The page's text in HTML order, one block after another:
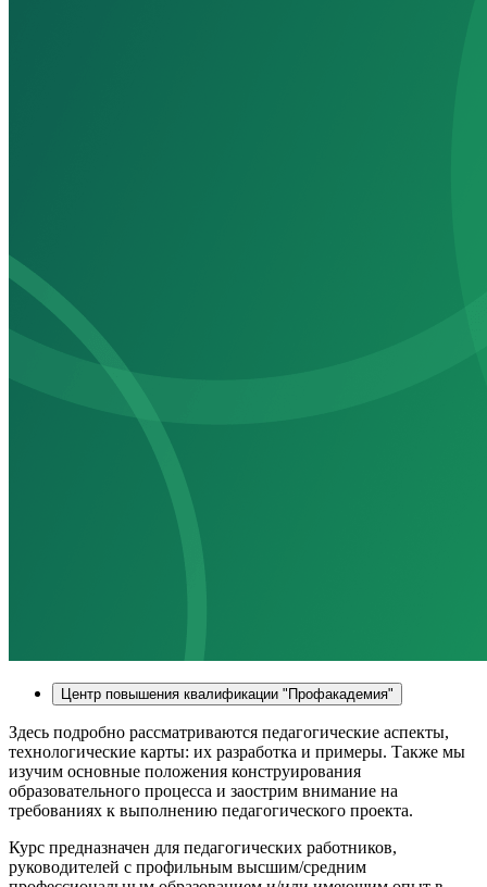
Центр повышения квалификации "Профакадемия"
Здесь подробно рассматриваются педагогические аспекты,
технологические карты: их разработка и примеры. Также мы
изучим основные положения конструирования
образовательного процесса и заострим внимание на
требованиях к выполнению педагогического проекта.
Курс предназначен для педагогических работников,
руководителей с профильным высшим/средним